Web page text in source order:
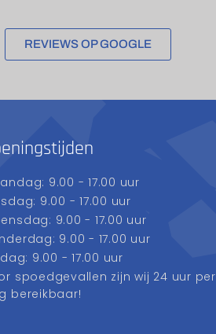
REVIEWS OP GOOGLE
9.00 - 17.00 uur
9.00 - 17.00 uur
9.00 - 17.00 uur
9.00 - 17.00 uur
9.00 - 17.00 uur
spoedgevallen zijn wij 24 uur per
bereikbaar!